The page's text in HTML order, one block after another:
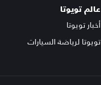
عالم تويوتا
أخبار تويوتا
تويوتا لرياضة السيارات